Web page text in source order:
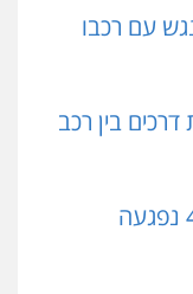
עם רכבו
בין רכב
גבעת שמואל: בת 45 נפגעה